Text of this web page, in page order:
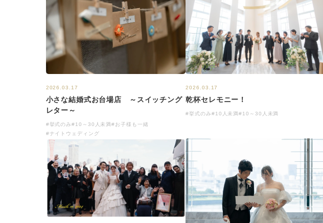
2026.03.17
小さな結婚式お台場店 ～スイッチング
レター～
#挙式のみ#10～30人未満#お子様も一緒
#ナイトウェディング
2026.03.17
乾杯セレモニー！
#挙式のみ#10人未満#10～30人未満